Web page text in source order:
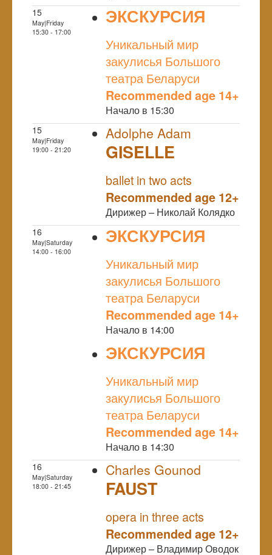
15
May|Friday
15:30 - 17:00
ЭКСКУРСИЯ
Уникальный мир
закулисья Большого
театра Беларуси
Recommended age 14+
Начало в 15:30
15
May|Friday
19:00 - 21:20
Adolphe Adam
GISELLE
ballet in two acts
Recommended age 12+
Дирижер – Николай Колядко
16
May|Saturday
14:00 - 16:00
ЭКСКУРСИЯ
Уникальный мир
закулисья Большого
театра Беларуси
Recommended age 14+
Начало в 14:00
ЭКСКУРСИЯ
Уникальный мир
закулисья Большого
театра Беларуси
Recommended age 14+
Начало в 14:30
16
May|Saturday
18:00 - 21:45
Charles Gounod
FAUST
opera in three acts
Recommended age 12+
Дирижер – Владимир Оводок